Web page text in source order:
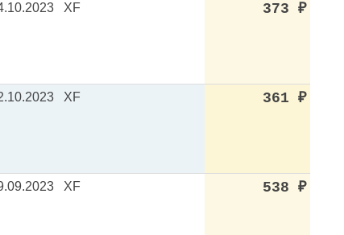
XF 373 ₽
XF 361 ₽
XF 538 ₽